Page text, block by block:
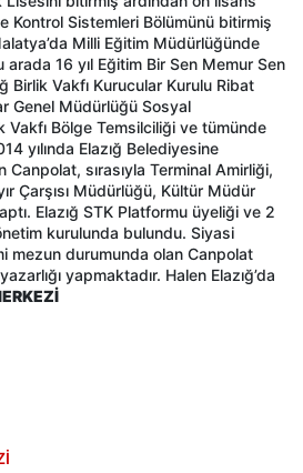
Kontrol Sistemleri Bölümünü bitirmiş
Milli Eğitim Müdürlüğünde
16 yıl Eğitim Bir Sen Memur Sen
Birlik Vakfı Kurucular Kurulu Ribat
Genel Müdürlüğü Sosyal
Vakfı Bölge Temsilciliği ve tümünde
yılında Elazığ Belediyesine
sırasıyla Terminal Amirliği,
Çarşısı Müdürlüğü, Kültür Müdür
Elazığ STK Platformu üyeliği ve 2
kurulunda bulundu. Siyasi
mezun durumunda olan Canpolat
yapmaktadır. Halen Elazığ’da